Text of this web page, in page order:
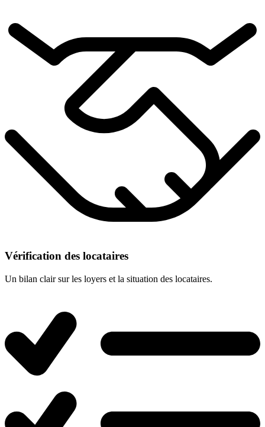
Vérification des locataires
Un bilan clair sur les loyers et la situation des locataires.